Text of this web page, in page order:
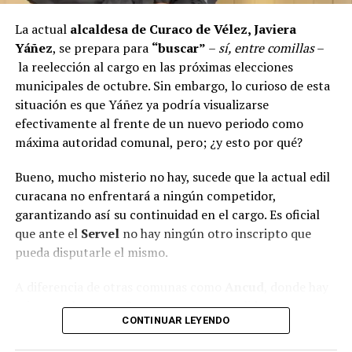
si se entregarán los recursos.“Preocupa esta situación,
estos son proyectos que vienen trabajándose desde
hace tiempo y que hoy están en riesgo por la falta de
financiamiento”,declaró.
En la comuna deCuraco de Vélez, la alcaldesa Javiera
Yáñez
indicó que históricamente la Subdere ha apoyado
a los municipios en diversos proyectos y que confía en
que durante el año se asignen nuevos recursos, aunque
reconoció una disminución evidente en comparación
con ejercicios anteriores. Señaló que su administración
ha presentado iniciativas por más de 200 millones de
pesos en distintas líneas de financiamiento, y que, pese
a los esfuerzos, los fondos aún no han llegado,
reconoció que existe lentitud en el tema y que, aunque
ha habido demoras antes, en esta ocasión aún no se han
La actual alcaldesa de Curaco de Vélez, Javiera
Yáñez, se prepara para “buscar” – sí, entre comillas–
la reelección al cargo en las próximas elecciones
municipales de octubre. Sin embargo, lo curioso de esta
situación es que Yáñez ya podría visualizarse
efectivamente al frente de un nuevo periodo como
máxima autoridad comunal, pero; ¿y esto por qué?
Bueno, mucho misterio no hay, sucede que la actual edil
curacana no enfrentará a ningún competidor,
garantizando así su continuidad en el cargo. Es oficial
que ante el Servelno hay ningún otro inscripto que
pueda disputarle el mismo.
seis postulantes, oCastro, con tres candidatos, en
Curaco de Vélez solo Yáñez ha presentado su
CONTINUAR LEYENDO